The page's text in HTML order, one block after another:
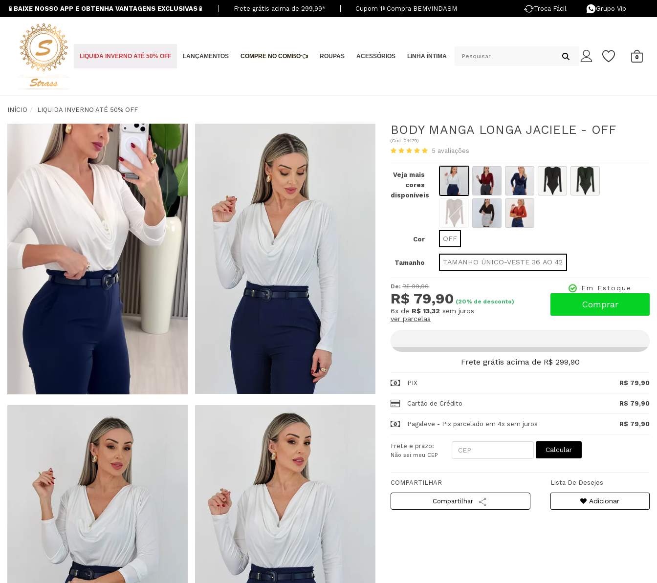
📱BAIXE NOSSO APP E OBTENHA VANTAGENS EXCLUSIVAS📱 Frete grátis acima de 299,99* Cupom 1ª Compra BEMVINDASM Troca Fácil Grupo Vip
LIQUIDA INVERNO ATÉ 50% OFF LANÇAMENTOS COMPRE NO COMBO👈 ROUPAS ACESSÓRIOS LINHA ÍNTIMA 0
INÍCIO LIQUIDA INVERNO ATÉ 50% OFF
BODY MANGA LONGA JACIELE - OFF
(Cód. 24479)
5 avaliações
Veja mais
cores
disponíveis
Cor OFF
Tamanho TAMANHO ÚNICO-VESTE 36 AO 42
De: R$ 99,90
R$ 79,90 (20% de desconto)
6x de R$ 13,32 sem juros
ver parcelas
Em Estoque
Comprar
Frete grátis acima de R$ 299,90
PIX R$ 79,90
Cartão de Crédito R$ 79,90
Pagaleve - Pix parcelado em 4x sem juros R$ 79,90
Frete e prazo:
Não sei meu CEP
Calcular
COMPARTILHAR
Compartilhar
Lista De Desejos
Adicionar